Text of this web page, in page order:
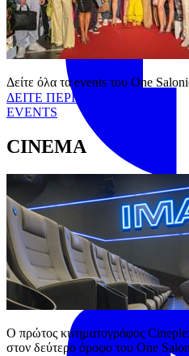
Δείτε όλα τα events του One
ΔΕΙΤΕ ΠΕΡΙΣΣΟΤΕΡΑ
EVENTS
CINEMA
Ο πρώτος κινηματογράφος
στον δεύτερο όροφο του One
Tiktok YouTube